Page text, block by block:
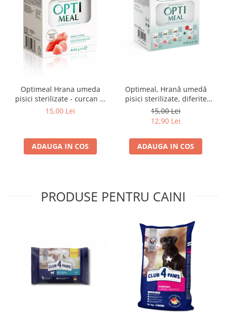
Optimeal Hrana umeda
pisici sterilizate - curcan si
pui in sos, set 3+1,
15,00 Lei
ADAUGA IN COS
Optimeal, Hrană umedă
pisici sterilizate, diferite
arome, (3+1), 0.34kg
15,00 Lei
12,90 Lei
ADAUGA IN COS
PRODUSE PENTRU CAINI